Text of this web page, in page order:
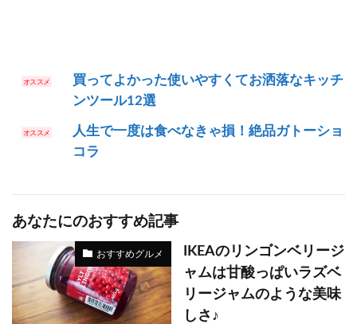
買ってよかった使いやすくてお洒落なキッチ
ンツール12選
人生で一度は食べなきゃ損！絶品ガトーショ
コラ
あなたにのおすすめ記事
おすすめグルメ
IKEAのリンゴンベリージ
ャムは甘酸っぱいラズベ
リージャムのような美味
しさ♪